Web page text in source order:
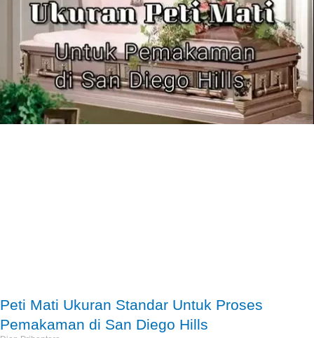
Peti Mati Ukuran Standar Untuk Proses
Pemakaman di San Diego Hills